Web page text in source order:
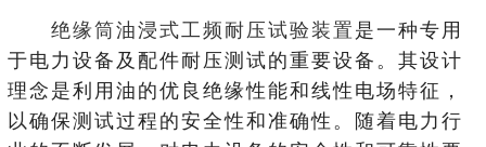
绝缘筒油浸式工频耐压试验装置 是一种专用
于电力设备及配件耐压测试的重要设备。其设计
理念是利用油的优良绝缘性能和线性电场特征，
以确保测试过程的安全性和准确性。随着电力行